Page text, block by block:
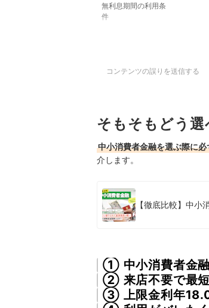
無利息期間の利用条
件
コンテンツの誤りを送信する
そもそもどう選
中小消費者金融を選ぶ際に
介します。
【徹底比較】中小
① 中小消費者金融
② 来店不要で最短
③ 上限金利年